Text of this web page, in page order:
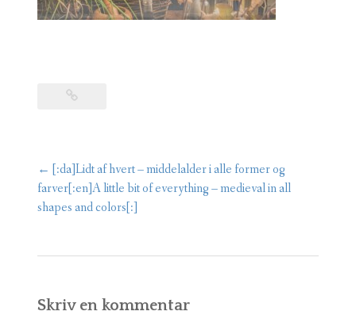
Post
navigation
← [:da]Lidt af hvert – middelalder i alle former og
farver[:en]A little bit of everything – medieval in all
shapes and colors[:]
Skriv en kommentar